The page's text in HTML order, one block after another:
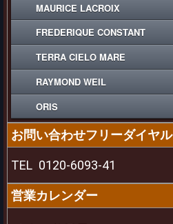
MAURICE LACROIX
FREDERIQUE CONSTANT
TERRA CIELO MARE
RAYMOND WEIL
ORIS
お問い合わせフリーダイヤル
TEL 0120-6093-41
営業カレンダー